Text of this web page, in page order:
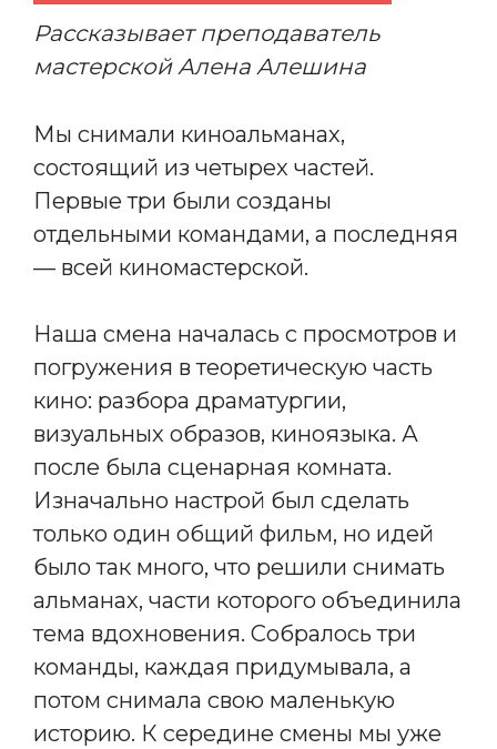
Рассказывает преподаватель
мастерской Алена Алешина
Мы снимали киноальманах,
состоящий из четырех частей.
Первые три были созданы
отдельными командами, а последняя
— всей киномастерской.
Наша смена началась с просмотров и
погружения в теоретическую часть
кино: разбора драматургии,
визуальных образов, киноязыка. А
после была сценарная комната.
Изначально настрой был сделать
только один общий фильм, но идей
было так много, что решили снимать
альманах, части которого объединила
тема вдохновения. Собралось три
команды, каждая придумывала, а
потом снимала свою маленькую
историю. К середине смены мы уже